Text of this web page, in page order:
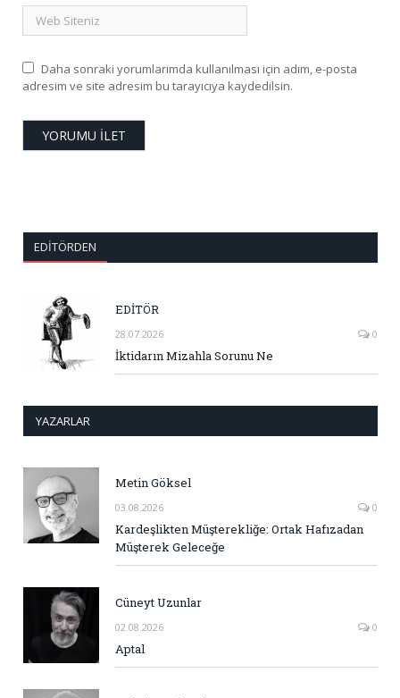
Daha sonraki yorumlarımda kullanılması için adım, e-posta
adresim ve site adresim bu tarayıcıya kaydedilsin.
EDITÖRDEN
EDİTÖR
28.07.2026 0
İktidarın Mizahla Sorunu Ne
YAZARLAR
Metin Göksel
03.08.2026 0
Kardeşlikten Müşterekliğe: Ortak Hafızadan
Müşterek Geleceğe
Cüneyt Uzunlar
02.08.2026 0
Aptal